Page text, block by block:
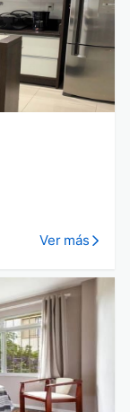
Ver más